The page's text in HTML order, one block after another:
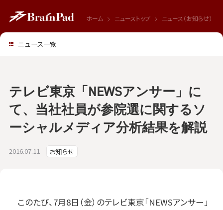
ホーム ニューストップ ニュース（お知らせ）
2016.07.11 お知らせ
テレビ東京「NEWSアンサー」に
て、当社社員が参院選に関するソ
ーシャルメディア分析結果を解説
このたび、7月8日（金）のテレビ東京「NEWSアンサー」
ニュース一覧